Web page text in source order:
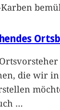
die wir
…